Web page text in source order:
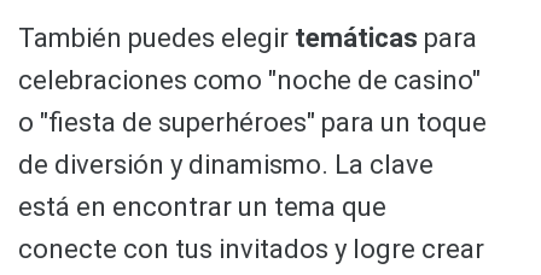
También puedes elegir temáticas para
celebraciones como "noche de casino"
o "fiesta de superhéroes" para un toque
de diversión y dinamismo. La clave
está en encontrar un tema que
conecte con tus invitados y logre crear